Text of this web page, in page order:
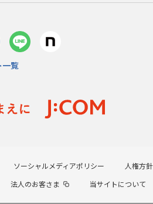
一覧
ソーシャルメディアポリシー 人権方針
法人のお客さま 当サイトについて